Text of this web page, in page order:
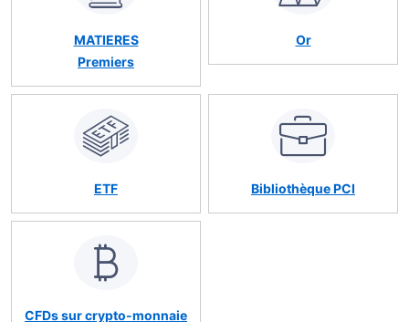
MATIERES
Premiers
Or
ETF Bibliothèque PCI
CFDs sur crypto-monnaie